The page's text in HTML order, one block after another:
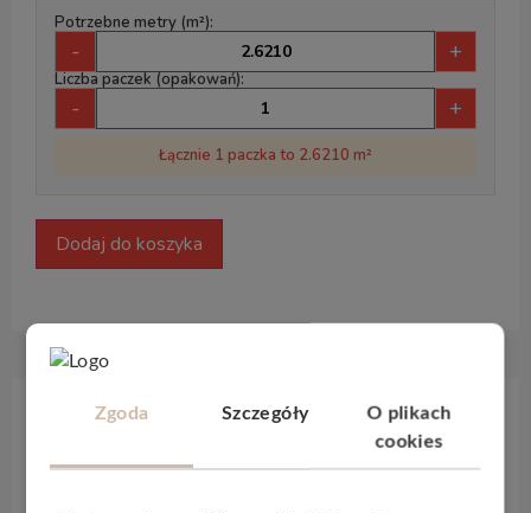
Potrzebne metry (m²):
- +
Liczba paczek (opakowań):
- +
Łącznie 1 paczka to 2.6210 m²
Dodaj do koszyka
Zgoda Szczegóły
O plikach
cookies